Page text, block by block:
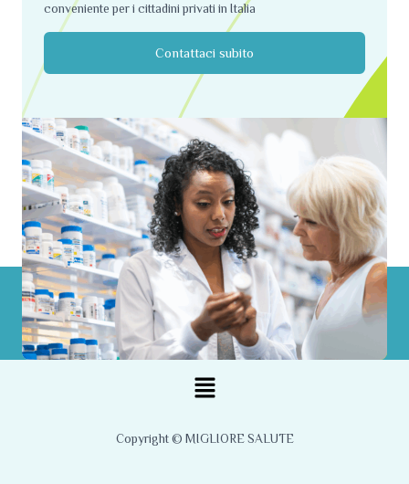
conveniente per i cittadini privati ​​in Italia
Contattaci subito
Menu
Copyright © MIGLIORE SALUTE